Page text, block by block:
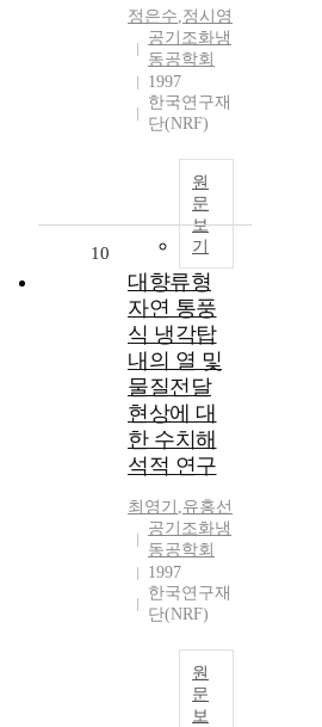
정은수,정시영
공기조화냉
동공학회
1997
한국연구재
단(NRF)
원
문
보
기
10
대향류형
자연 통풍
식 냉각탑
내의 열 및
물질전달
현상에 대
한 수치해
석적 연구
최영기 ,유홍선
공기조화냉
동공학회
1997
한국연구재
단(NRF)
원
문
보